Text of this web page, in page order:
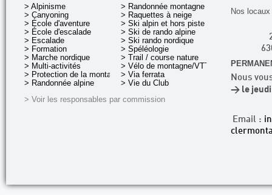
> Alpinisme
> Canyoning
> École d'aventure
> École d'escalade
> Escalade
> Formation
> Marche nordique
> Multi-activités
> Protection de la montagne
> Randonnée alpine
> Randonnée montagne
> Raquettes à neige
> Ski alpin et hors piste
> Ski de rando alpine
> Ski rando nordique
> Spéléologie
> Trail / course nature
> Vélo de montagne/VTT
> Via ferrata
> Vie du Club
> Voir les responsables par commission
Nos
Nous
> le jeudi
Email :